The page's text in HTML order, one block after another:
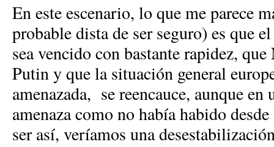
En este escenario, lo que me parece
probable dista de ser seguro) es que
sea vencido con bastante rapidez,
Putin y que la situación general
amenazada, se reencauce, aunque en
amenaza como no había habido
ser así, veríamos una